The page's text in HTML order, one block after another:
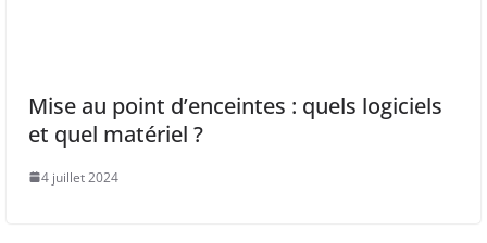
Mise au point d’enceintes : quels logiciels
et quel matériel ?
4 juillet 2024